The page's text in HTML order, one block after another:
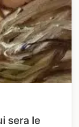
sera le